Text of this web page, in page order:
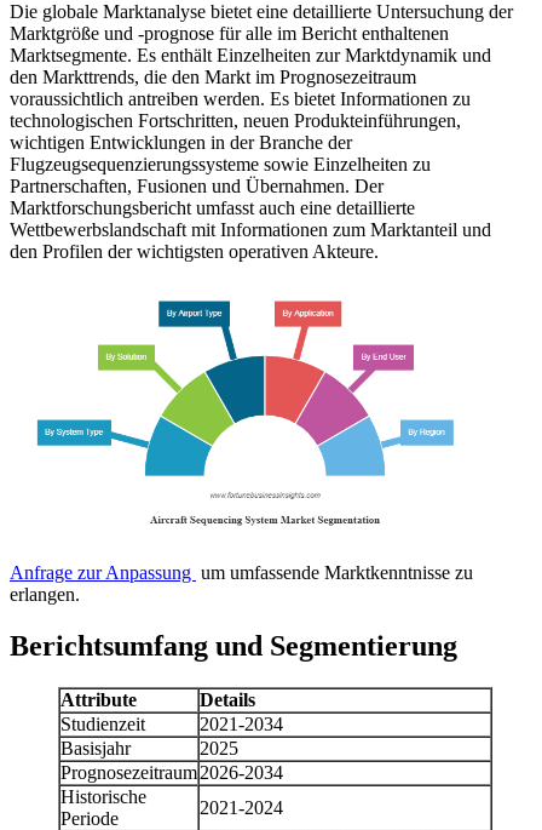
Die globale Marktanalyse bietet eine detaillierte Untersuchung der
Marktgröße und -prognose für alle im Bericht enthaltenen
Marktsegmente. Es enthält Einzelheiten zur Marktdynamik und
den Markttrends, die den Markt im Prognosezeitraum
voraussichtlich antreiben werden. Es bietet Informationen zu
technologischen Fortschritten, neuen Produkteinführungen,
wichtigen Entwicklungen in der Branche der
Flugzeugsequenzierungssysteme sowie Einzelheiten zu
Partnerschaften, Fusionen und Übernahmen. Der
Marktforschungsbericht umfasst auch eine detaillierte
Wettbewerbslandschaft mit Informationen zum Marktanteil und
den Profilen der wichtigsten operativen Akteure.
Anfrage zur Anpassung um umfassende Marktkenntnisse zu
erlangen.
Berichtsumfang und Segmentierung
Attribute
Details
Studienzeit
2021-2034
Basisjahr
2025
Prognosezeitraum2026-2034
Historische
Periode
2021-2024